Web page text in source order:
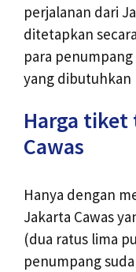
perjalanan dari
ditetapkan
para
yang dibutuhkan
Harga
Cawas
Hanya dengan
Jakarta Cawas
(dua ratus lima
penumpang